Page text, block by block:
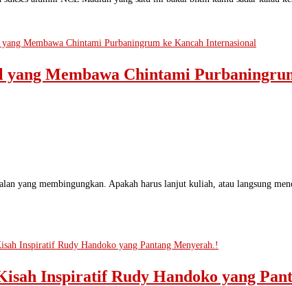
Membawa Chintami
yang membingungkan. Apakah harus lanjut kuliah, atau langsung
Inspiratif Rudy Handoko yang